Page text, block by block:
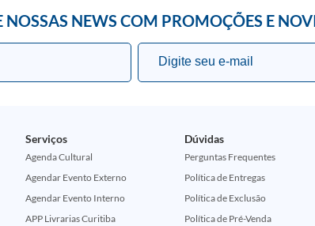
NOSSAS NEWS COM PROMOÇÕES E
Serviços
Agenda Cultural
Agendar Evento Externo
Agendar Evento Interno
APP Livrarias Curitiba
Dúvidas
Perguntas Frequentes
Política de Entregas
Política de Exclusão
Política de Pré-Venda